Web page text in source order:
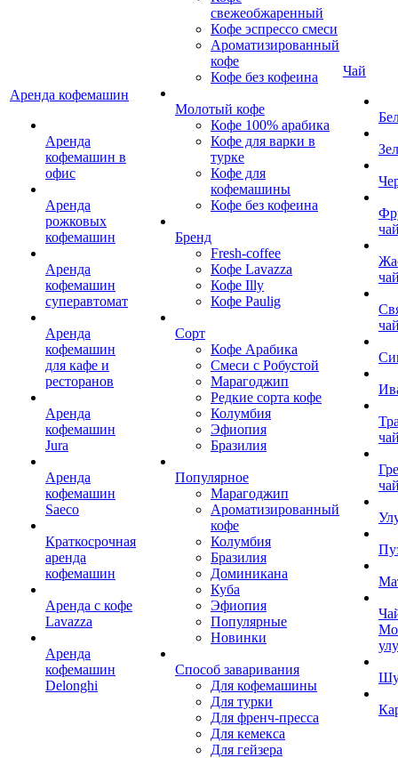
Аренда кофемашин
Аренда
кофемашин в
офис
Аренда
рожковых
кофемашин
Аренда
кофемашин
суперавтомат
Аренда
кофемашин
для кафе и
ресторанов
Аренда
кофемашин
Jura
Аренда
кофемашин
Saeco
Краткосрочная
аренда
кофемашин
Аренда с кофе
Lavazza
Аренда
кофемашин
Delonghi
свежеобжаренный
Кофе эспрессо смеси
Ароматизированный
кофе
Кофе без кофеина
Молотый кофе
Кофе 100% арабика
Кофе для варки в
турке
Кофе для
кофемашины
Кофе без кофеина
Бренд
Fresh-coffee
Кофе Lavazza
Кофе Illy
Кофе Paulig
Сорт
Кофе Арабика
Смеси с Робустой
Марагоджип
Редкие сорта кофе
Колумбия
Эфиопия
Бразилия
Популярное
Марагоджип
Ароматизированный
кофе
Колумбия
Бразилия
Доминикана
Куба
Эфиопия
Популярные
Новинки
Способ заваривания
Для кофемашины
Для турки
Для френч-пресса
Для кемекса
Для гейзера
Чай
Шу